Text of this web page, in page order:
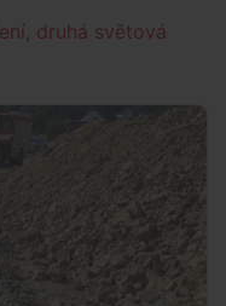
druhá světová